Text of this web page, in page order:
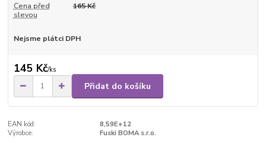
Cena před
slevou
165 Kč
Nejsme plátci DPH
145 Kč/ks
Přidat do košíku
EAN kód:
8,59E+12
Výrobce:
Fuski BOMA s.r.o.